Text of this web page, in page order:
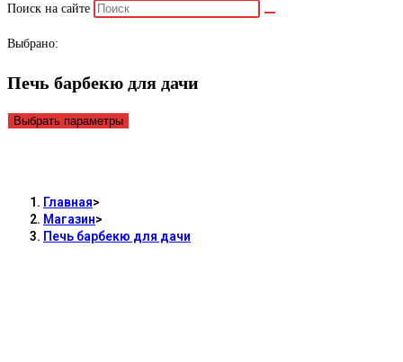
Поиск на сайте
Выбрано:
Печь барбекю для дачи
Выбрать параметры
Главная>
Магазин>
Печь барбекю для дачи